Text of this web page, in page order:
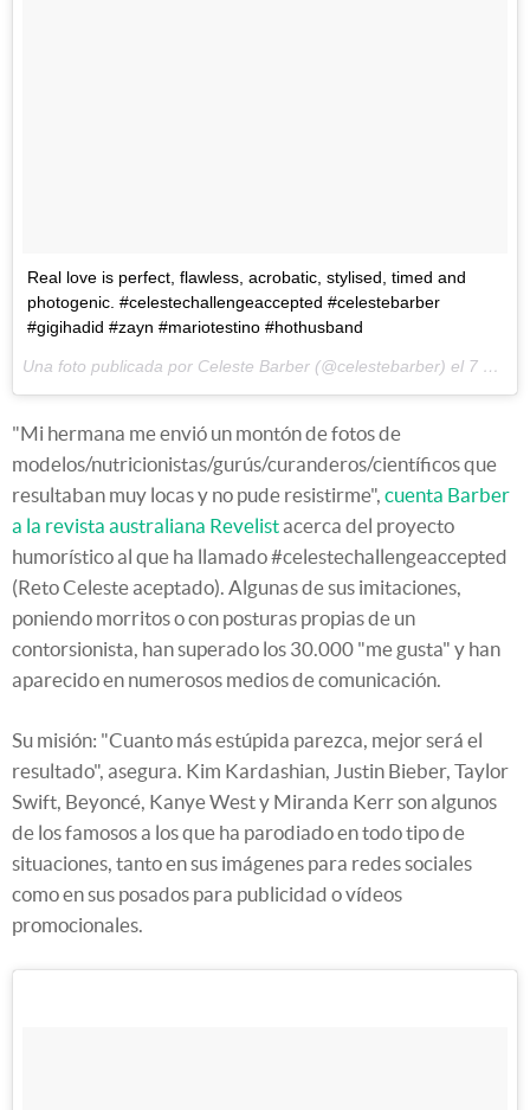
Real love is perfect, flawless, acrobatic, stylised, timed and
photogenic. #celestechallengeaccepted #celestebarber
#gigihadid #zayn #mariotestino #hothusband
Una foto publicada por Celeste Barber (@celestebarber) el 7 de Abr de 2016 a la(s) 12:17 PDT
"Mi hermana me envió un montón de fotos de
modelos/nutricionistas/gurús/curanderos/científicos que
resultaban muy locas y no pude resistirme", cuenta Barber
a la revista australiana Revelistacerca del proyecto
humorístico al que ha llamado#celestechallengeaccepted
(Reto Celeste aceptado). Algunas de sus imitaciones,
poniendo morritos o con posturas propias de un
contorsionista, han superado los 30.000 "me gusta" y han
aparecido en numerosos medios de comunicación.
Su misión: "Cuanto más estúpida parezca, mejor será el
resultado", asegura. Kim Kardashian, Justin Bieber, Taylor
Swift, Beyoncé, Kanye West y Miranda Kerr son algunos
de los famosos a los que ha parodiado en todo tipo de
situaciones, tanto en sus imágenes para redes sociales
como en sus posados para publicidad o vídeos
promocionales.